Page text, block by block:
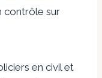
contrôle sur
en civil et